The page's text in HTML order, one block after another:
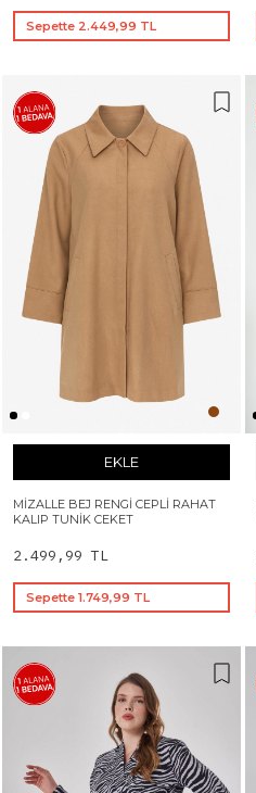
Sepette 2.449,99 TL
EKLE
MIZALLE BEJ RENGI CEPLI RAHAT
KALIP TUNIK CEKET
2.499,99 TL
Sepette 1.749,99 TL